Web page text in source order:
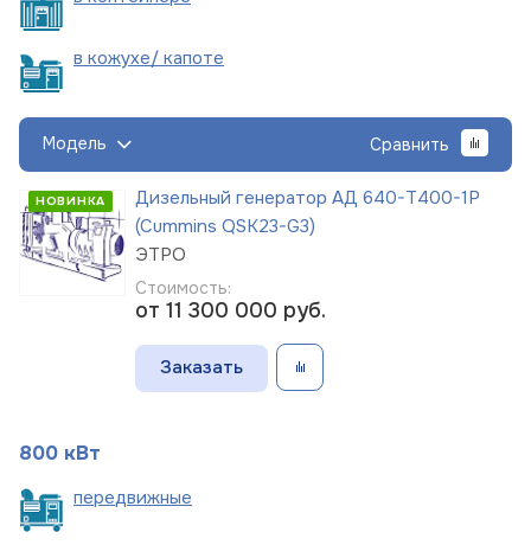
в кожухе/ капоте
Модель Сравнить
НОВИНКА
Дизельный генератор АД 640-Т400-1Р
(Cummins QSK23-G3)
ЭТРО
Стоимость:
от 11 300 000 руб.
Заказать
800 кВт
передвижные